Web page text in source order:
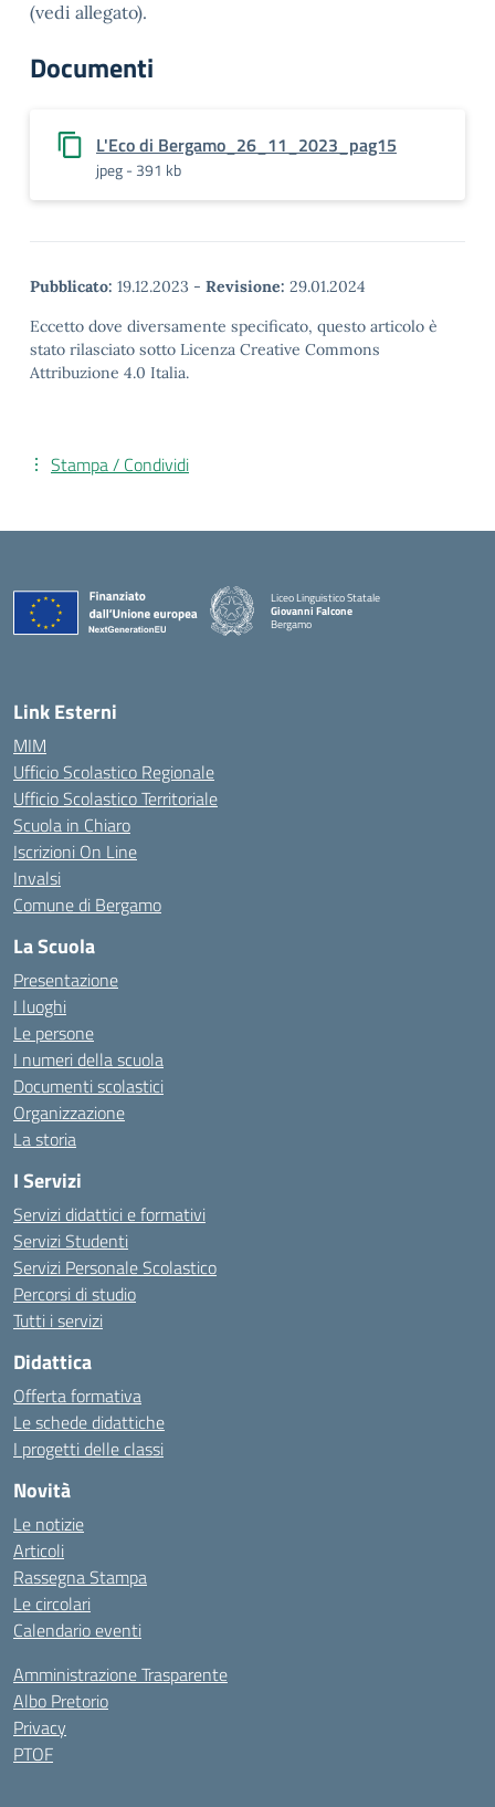
(vedi allegato).
Documenti
L'Eco di Bergamo_26_11_2023_pag15
jpeg - 391 kb
Pubblicato: 19.12.2023 - Revisione: 29.01.2024
Eccetto dove diversamente specificato, questo articolo è
stato rilasciato sotto Licenza Creative Commons
Attribuzione 4.0 Italia.
Stampa / Condividi
Liceo Linguistico Statale
Giovanni Falcone
Bergamo
— Visita la pagina iniziale della scuola
Link Esterni
MIM
Ufficio Scolastico Regionale
Ufficio Scolastico Territoriale
Scuola in Chiaro
Iscrizioni On Line
Invalsi
Comune di Bergamo
La Scuola
Presentazione
I luoghi
Le persone
I numeri della scuola
Documenti scolastici
Organizzazione
La storia
I Servizi
Servizi didattici e formativi
Servizi Studenti
Servizi Personale Scolastico
Percorsi di studio
Tutti i servizi
Didattica
Offerta formativa
Le schede didattiche
I progetti delle classi
Novità
Le notizie
Articoli
Rassegna Stampa
Le circolari
Calendario eventi
Amministrazione Trasparente
Albo Pretorio
Privacy
PTOF